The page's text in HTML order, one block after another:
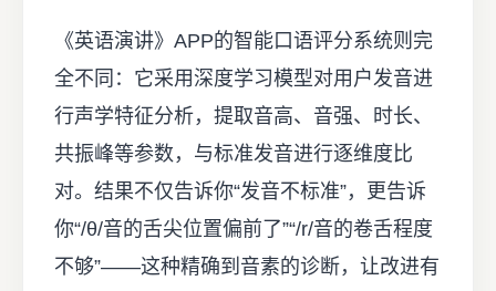
《英语演讲》APP的智能口语评分系统则完
全不同：它采用深度学习模型对用户发音进
行声学特征分析，提取音高、音强、时长、
共振峰等参数，与标准发音进行逐维度比
对。结果不仅告诉你“发音不标准”，更告诉
你“/θ/音的舌尖位置偏前了”“/r/音的卷舌程度
不够”——这种精确到音素的诊断，让改进有